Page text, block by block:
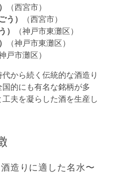
（西宮市）
う）
（西宮市）
）
（神戸市東灘区）
（神戸市東灘区）
神戸市灘区）
から続く伝統的な酒造り
的にも有名な銘柄が多
夫を凝らした酒を生産し
造りに適した名水〜